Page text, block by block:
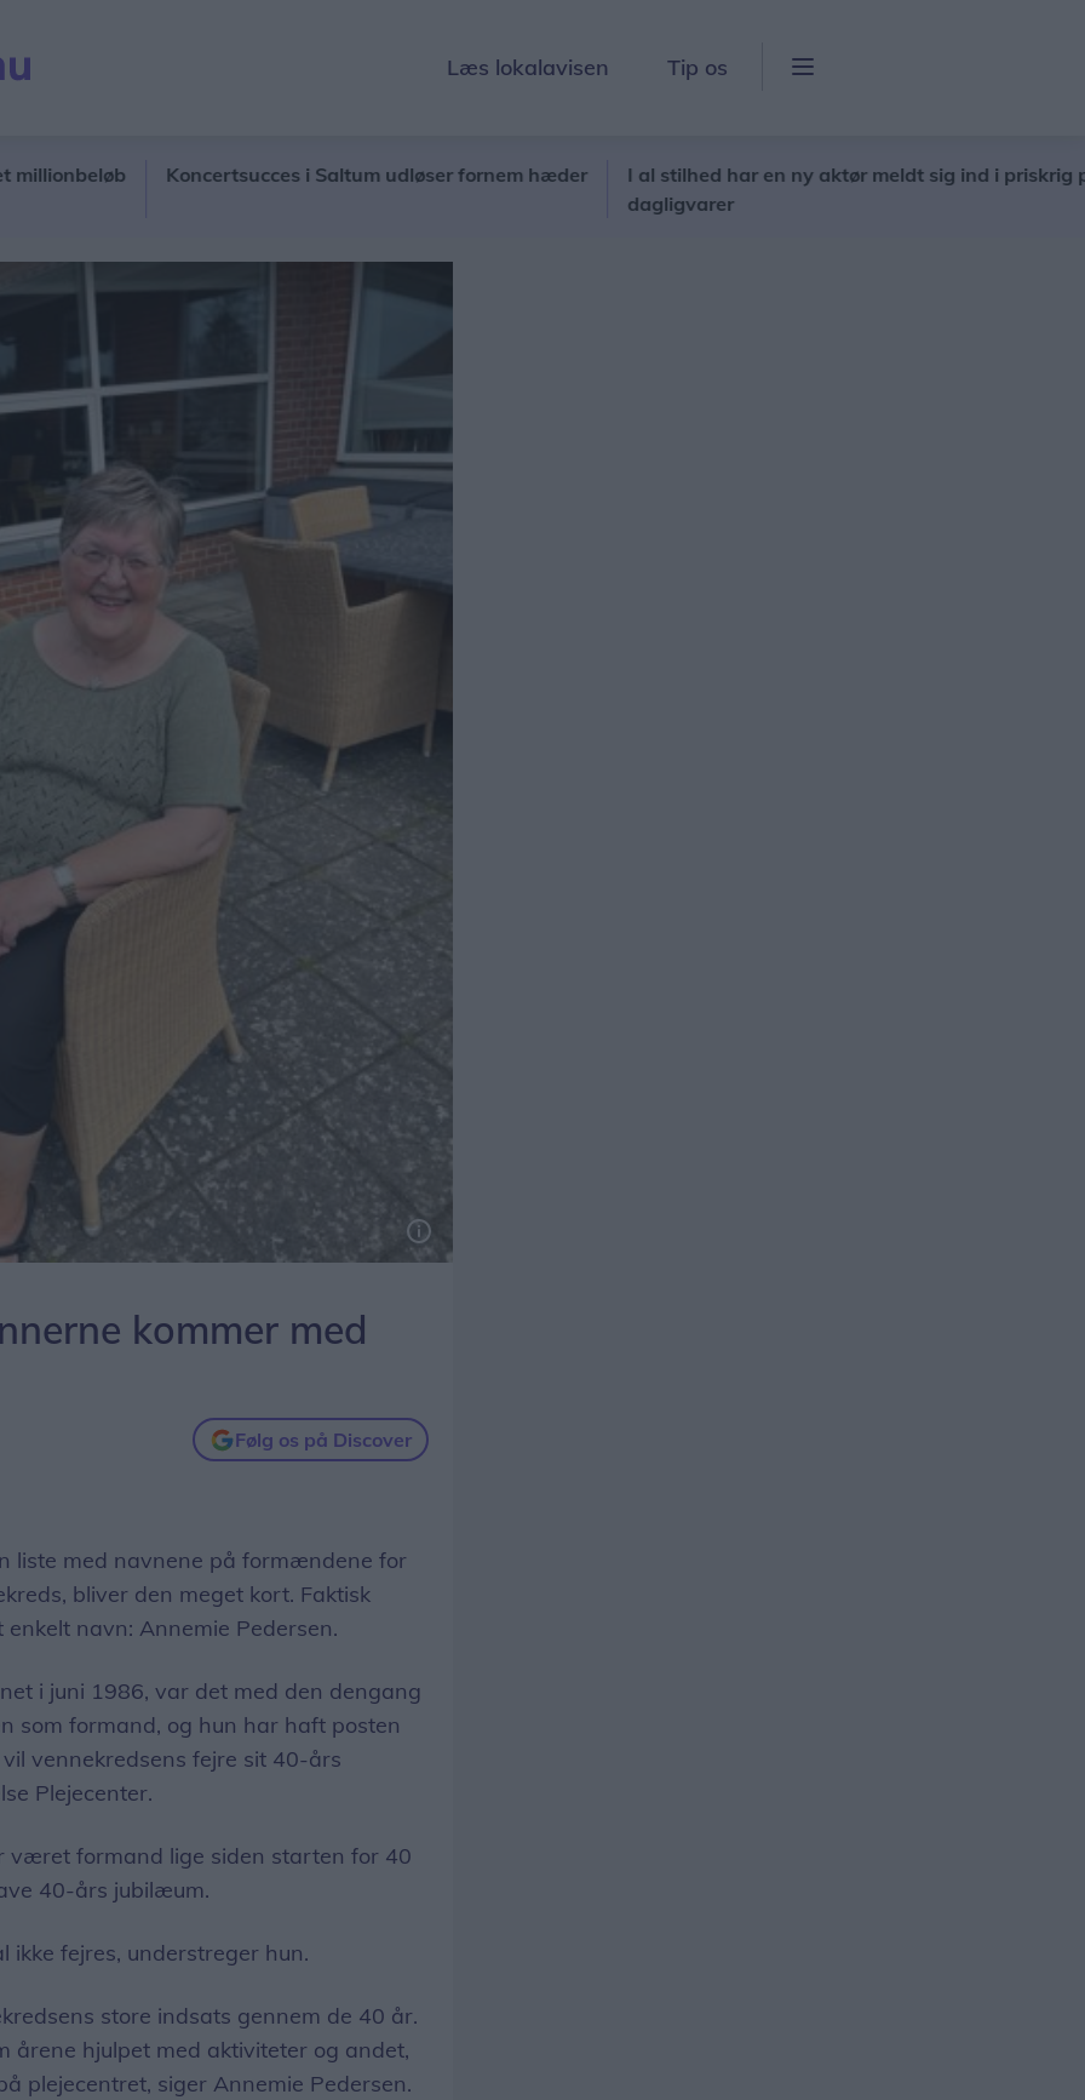
Læs lokalavisen Tip os
Koncertsucces i Saltum udløser fornem hæder
I al stilhed har en ny aktør meldt sig ind i priskrig på
dagligvarer
kommer med
Følg os på Discover
liste med navnene på formændene for
bliver den meget kort. Faktisk
navn: Annemie Pedersen.
i juni 1986, var det med den dengang
som formand, og hun har haft posten
vennekredsens fejre sit 40-års
Plejecenter.
været formand lige siden starten for 40
40-års jubilæum.
ikke fejres, understreger hun.
store indsats gennem de 40 år.
årene hjulpet med aktiviteter og andet,
plejecentret, siger Annemie Pedersen.